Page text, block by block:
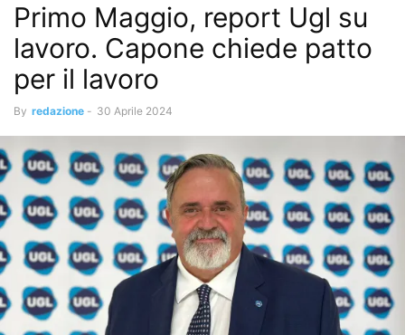
Primo Maggio, report Ugl su
lavoro. Capone chiede patto
per il lavoro
By redazione - 30 Aprile 2024